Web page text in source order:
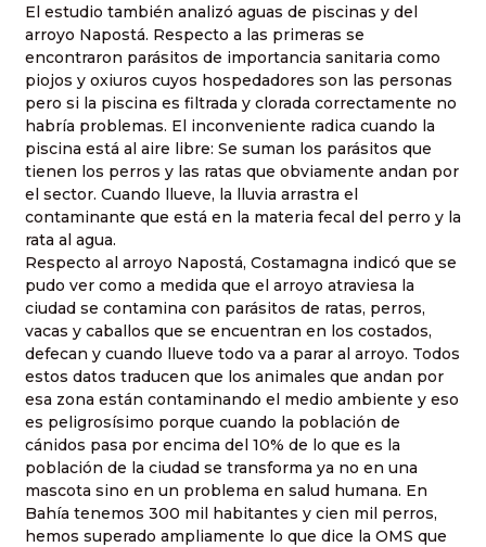
El estudio también analizó aguas de piscinas y del
arroyo Napostá. Respecto a las primeras se
encontraron parásitos de importancia sanitaria como
piojos y oxiuros cuyos hospedadores son las personas
pero si la piscina es filtrada y clorada correctamente no
habría problemas. El inconveniente radica cuando la
piscina está al aire libre: Se suman los parásitos que
tienen los perros y las ratas que obviamente andan por
el sector. Cuando llueve, la lluvia arrastra el
contaminante que está en la materia fecal del perro y la
rata al agua.
Respecto al arroyo Napostá, Costamagna indicó que se
pudo ver como a medida que el arroyo atraviesa la
ciudad se contamina con parásitos de ratas, perros,
vacas y caballos que se encuentran en los costados,
defecan y cuando llueve todo va a parar al arroyo. Todos
estos datos traducen que los animales que andan por
esa zona están contaminando el medio ambiente y eso
es peligrosísimo porque cuando la población de
cánidos pasa por encima del 10% de lo que es la
población de la ciudad se transforma ya no en una
mascota sino en un problema en salud humana. En
Bahía tenemos 300 mil habitantes y cien mil perros,
hemos superado ampliamente lo que dice la OMS que